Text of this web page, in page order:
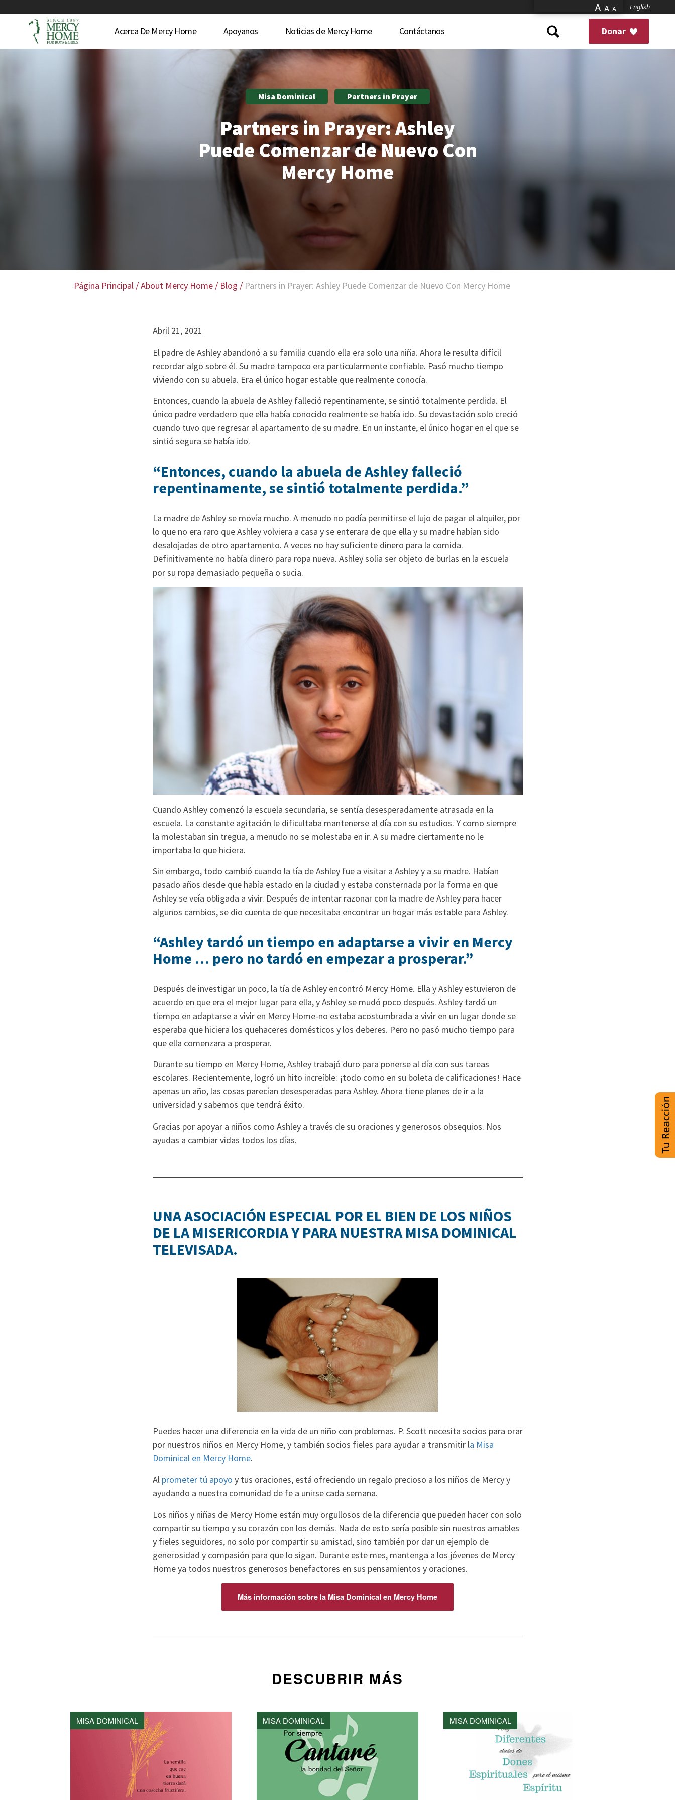
A A A English
Donar
Acerca De Mercy Home Apoyanos Noticias de Mercy Home Contáctanos
Misa Dominical Partners in Prayer
Partners in Prayer: Ashley
Puede Comenzar de Nuevo Con
Mercy Home
Página Principal /About Mercy Home / Blog / Partners in Prayer: Ashley Puede Comenzar de Nuevo Con Mercy Home
Abril 21, 2021
El padre de Ashley abandonó a su familia cuando ella era solo una niña. Ahora le resulta difícil
recordar algo sobre él. Su madre tampoco era particularmente confiable. Pasó mucho tiempo
viviendo con su abuela. Era el único hogar estable que realmente conocía.
Entonces, cuando la abuela de Ashley falleció repentinamente, se sintió totalmente perdida. El
único padre verdadero que ella había conocido realmente se había ido. Su devastación solo creció
cuando tuvo que regresar al apartamento de su madre. En un instante, el único hogar en el que se
sintió segura se había ido.
“Entonces, cuando la abuela de Ashley falleció
repentinamente, se sintió totalmente perdida.”
La madre de Ashley se movía mucho. A menudo no podía permitirse el lujo de pagar el alquiler, por
lo que no era raro que Ashley volviera a casa y se enterara de que ella y su madre habían sido
desalojadas de otro apartamento. A veces no hay suficiente dinero para la comida.
Definitivamente no había dinero para ropa nueva. Ashley solía ser objeto de burlas en la escuela
por su ropa demasiado pequeña o sucia.
Cuando Ashley comenzó la escuela secundaria, se sentía desesperadamente atrasada en la
escuela. La constante agitación le dificultaba mantenerse al día con su estudios. Y como siempre
la molestaban sin tregua, a menudo no se molestaba en ir. A su madre ciertamente no le
importaba lo que hiciera.
Sin embargo, todo cambió cuando la tía de Ashley fue a visitar a Ashley y a su madre. Habían
pasado años desde que había estado en la ciudad y estaba consternada por la forma en que
Ashley se veía obligada a vivir. Después de intentar razonar con la madre de Ashley para hacer
algunos cambios, se dio cuenta de que necesitaba encontrar un hogar más estable para Ashley.
“Ashley tardó un tiempo en adaptarse a vivir en Mercy
Home … pero no tardó en empezar a prosperar.”
Después de investigar un poco, la tía de Ashley encontró Mercy Home. Ella y Ashley estuvieron de
acuerdo en que era el mejor lugar para ella, y Ashley se mudó poco después. Ashley tardó un
tiempo en adaptarse a vivir en Mercy Home-no estaba acostumbrada a vivir en un lugar donde se
esperaba que hiciera los quehaceres domésticos y los deberes. Pero no pasó mucho tiempo para
que ella comenzara a prosperar.
Durante su tiempo en Mercy Home, Ashley trabajó duro para ponerse al día con sus tareas
escolares. Recientemente, logró un hito increíble: ¡todo como en su boleta de calificaciones! Hace
apenas un año, las cosas parecían desesperadas para Ashley. Ahora tiene planes de ir a la
universidad y sabemos que tendrá éxito.
Gracias por apoyar a niños como Ashley a través de su oraciones y generosos obsequios. Nos
ayudas a cambiar vidas todos los días.
UNA ASOCIACIÓN ESPECIAL POR EL BIEN DE LOS NIÑOS
DE LA MISERICORDIA Y PARA NUESTRA MISA DOMINICAL
TELEVISADA.
Puedes hacer una diferencia en la vida de un niño con problemas. P. Scott necesita socios para orar
por nuestros niños en Mercy Home, y también socios fieles para ayudar a transmitir la Misa
Dominical en Mercy Home.
Al prometer tú apoyo y tus oraciones, está ofreciendo un regalo precioso a los niños de Mercy y
ayudando a nuestra comunidad de fe a unirse cada semana.
Los niños y niñas de Mercy Home están muy orgullosos de la diferencia que pueden hacer con solo
compartir su tiempo y su corazón con los demás. Nada de esto sería posible sin nuestros amables
y fieles seguidores, no solo por compartir su amistad, sino también por dar un ejemplo de
generosidad y compasión para que lo sigan. Durante este mes, mantenga a los jóvenes de Mercy
Home ya todos nuestros generosos benefactores en sus pensamientos y oraciones.
Más información sobre la Misa Dominical en Mercy Home
DESCUBRIR MÁS
MISA DOMINICAL MISA DOMINICAL MISA DOMINICAL